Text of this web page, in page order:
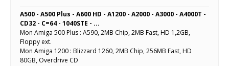
A500 - A500 Plus - A600 HD - A1200 - A2000 - A3000 - A4000T -
CD32 - C=64 - 1040STE - ...
Mon Amiga 500 Plus : A590, 2MB Chip, 2MB Fast, HD 1,2GB,
Floppy ext.
Mon Amiga 1200 : Blizzard 1260, 2MB Chip, 256MB Fast, HD
80GB, Overdrive CD